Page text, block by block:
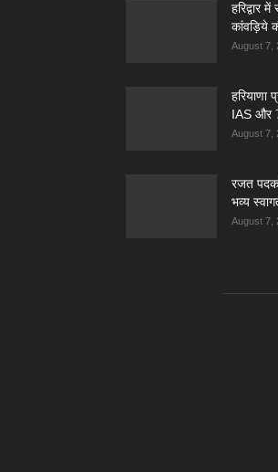
हरिद्वार
कांवड़िये
August 7,
IAS और 7
August 7,
रजत पदक
भव्य
August 7,